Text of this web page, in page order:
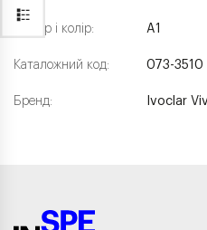
Розмір і колір:
Каталожний код:
Бренд:
A1
073-3510
Ivoclar